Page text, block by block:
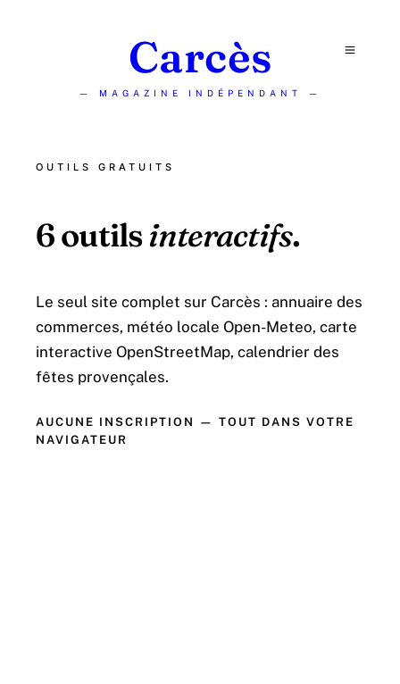
Carcès
— MAGAZINE INDÉPENDANT —
OUTILS GRATUITS
6 outilsinteractifs.
Le seul site complet sur Carcès : annuaire des
commerces, météo locale Open-Meteo, carte
interactive OpenStreetMap, calendrier des
fêtes provençales.
AUCUNE INSCRIPTION — TOUT DANS VOTRE
NAVIGATEUR